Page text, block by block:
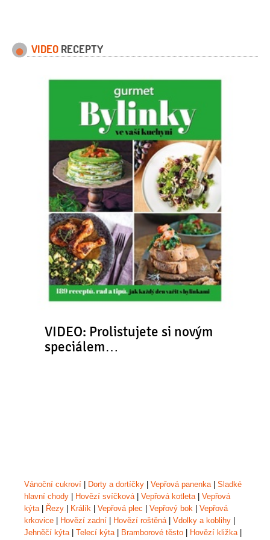
VIDEO RECEPTY
VIDEO: Prolistujete si novým
speciálem…
Vánoční cukroví Dorty a dortíčky Vepřová panenka| Sladké
hlavní chody
Hovězí svíčková| Vepřová kotleta| Vepřová
kýta| Řezy Králík Vepřová plec Vepřový bok
Vepřová
krkovice
Hovězí zadní Hovězí roštěná| Vdolky a koblihy
Jehněčí kýta| Telecí kýta| Bramborové těsto Hovězí kližka|